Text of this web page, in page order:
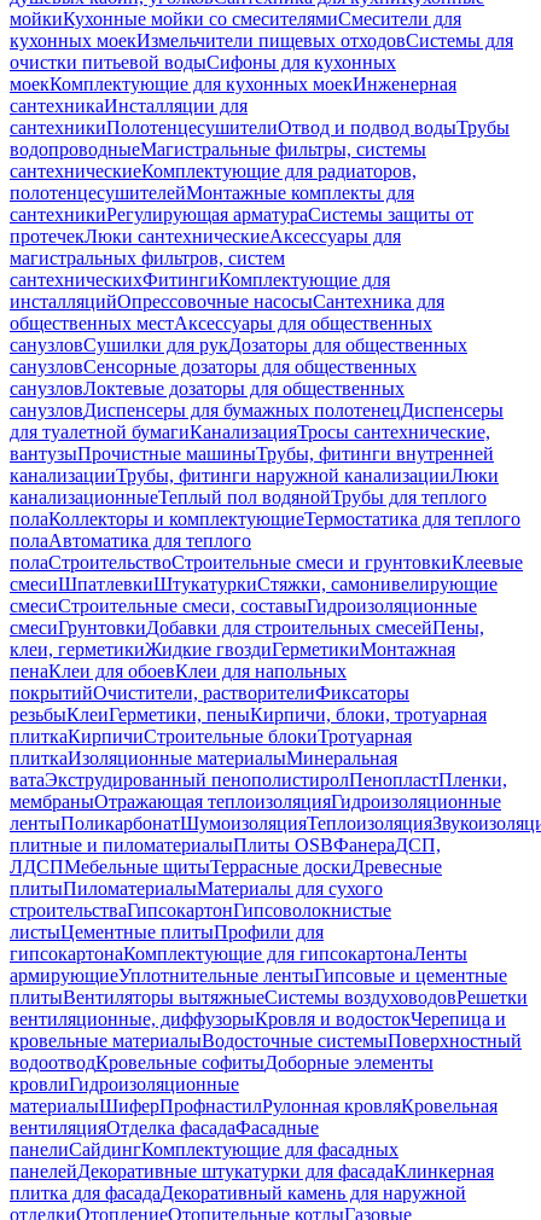
мойкиКухонные мойки со смесителямиСмесители для
кухонных моекИзмельчители пищевых отходовСистемы для
очистки питьевой водыСифоны для кухонных
моекКомплектующие для кухонных моекИнженерная
сантехникаИнсталляции для
сантехникиПолотенцесушителиОтвод и подвод водыТрубы
водопроводныеМагистральные фильтры, системы
сантехническиеКомплектующие для радиаторов,
полотенцесушителейМонтажные комплекты для
сантехникиРегулирующая арматураСистемы защиты от
протечекЛюки сантехническиеАксессуары для
магистральных фильтров, систем
сантехническихФитингиКомплектующие для
инсталляцийОпрессовочные насосыСантехника для
общественных местАксессуары для общественных
санузловСушилки для рукДозаторы для общественных
санузловСенсорные дозаторы для общественных
санузловЛоктевые дозаторы для общественных
санузловДиспенсеры для бумажных полотенецДиспенсеры
для туалетной бумагиКанализацияТросы сантехнические,
вантузыПрочистные машиныТрубы, фитинги внутренней
канализацииТрубы, фитинги наружной канализацииЛюки
канализационныеТеплый пол водянойТрубы для теплого
полаКоллекторы и комплектующиеТермостатика для теплого
полаАвтоматика для теплого
полаСтроительствоСтроительные смеси и грунтовкиКлеевые
смесиШпатлевкиШтукатуркиСтяжки, самонивелирующие
смесиСтроительные смеси, составыГидроизоляционные
смесиГрунтовкиДобавки для строительных смесейПены,
клеи, герметикиЖидкие гвоздиГерметикиМонтажная
пенаКлеи для обоевКлеи для напольных
покрытийОчистители, растворителиФиксаторы
резьбыКлеиГерметики, пеныКирпичи, блоки, тротуарная
плиткаКирпичиСтроительные блокиТротуарная
плиткаИзоляционные материалыМинеральная
ватаЭкструдированный пенополистиролПенопластПленки,
мембраныОтражающая теплоизоляцияГидроизоляционные
лентыПоликарбонатШумоизоляцияТеплоизоляция
плитные и пиломатериалыПлиты OSBФанераДСП,
ЛДСПМебельные щитыТеррасные доскиДревесные
плитыПиломатериалыМатериалы для сухого
строительстваГипсокартонГипсоволокнистые
листыЦементные плитыПрофили для
гипсокартонаКомплектующие для гипсокартонаЛенты
армирующиеУплотнительные лентыГипсовые и цементные
плитыВентиляторы вытяжныеСистемы воздуховодовРешетки
вентиляционные, диффузорыКровля и водостокЧерепица и
кровельные материалыВодосточные системыПоверхностный
водоотводКровельные софитыДоборные элементы
кровлиГидроизоляционные
материалыШиферПрофнастилРулонная кровляКровельная
вентиляцияОтделка фасадаФасадные
панелиСайдингКомплектующие для фасадных
панелейДекоративные штукатурки для фасадаКлинкерная
плитка для фасадаДекоративный камень для наружной
отделкиОтоплениеОтопительные котлыГазовые